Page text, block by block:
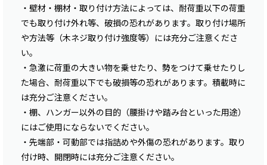
・壁材・棚材・取り付け方法によっては、耐荷重以下の荷重
でも取り付け外れ等、破損の恐れがあります。取り付け場所
や方法等（木ネジ取り付け強度等）には充分ご注意くださ
い。
・急激に荷重の大きい物を乗せたり、勢をつけて乗せたりし
た場合、耐荷重以下でも破損等の恐れがあります。積載時に
は充分ご注意ください。
・棚、ハンガー以外の目的（腰掛けや踏み台といった用途）
にはご使用にならないでください。
・先端部・可動部では指詰めや外傷の恐れがあります。取り
付け時、開閉時には充分ご注意ください。